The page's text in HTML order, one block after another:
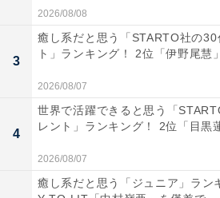
上杉家の双子の兄弟である達也と
の幼なじみである浅倉南により展
ーが魅力。中学生から高校生まで
います。
明青学園高等部で野球部に入部し1
也とマネージャーとして支える南
の道を進もうとする達也。しかし
2026/08/08
3
癒し系だと思う「STARTO社の30
ト」ランキング！ 2位「伊野尾慧
2026/08/07
4
世界で活躍できると思う「
レント」ランキング！ 2位「目黒
2026/08/07
癒し系だと思う「ジュニア」ラン